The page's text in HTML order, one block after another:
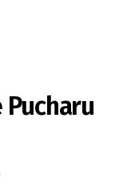
Pucharu